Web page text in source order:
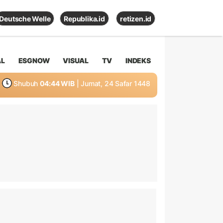
Deutsche Welle Republika.id retizen.id
ESGNOW VISUAL TV INDEKS
Shubuh 04:44 WIB | Jumat, 24 Safar 1448